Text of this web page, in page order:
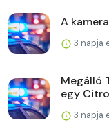
A
3 napja
Megálló
egy
3 napja